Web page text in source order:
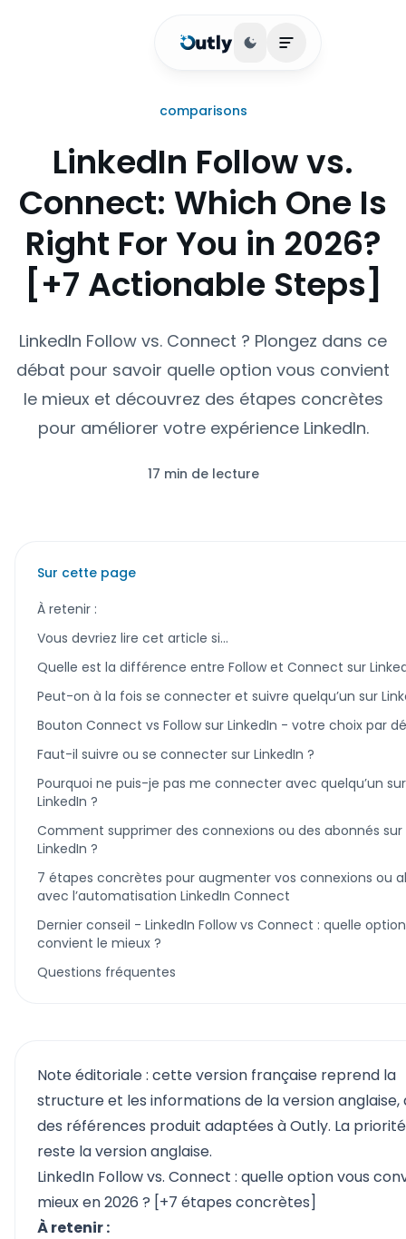
Basculer le thème
Ouvrir le menu
comparisons
LinkedIn Follow vs.
Connect: Which One Is
Right For You in 2026?
[+7 Actionable Steps]
LinkedIn Follow vs. Connect ? Plongez dans ce
débat pour savoir quelle option vous convient
le mieux et découvrez des étapes concrètes
pour améliorer votre expérience LinkedIn.
17 min de lecture
Sur cette page
À retenir :
Vous devriez lire cet article si…
Quelle est la différence entre Follow et Connect sur
Peut-on à la fois se connecter et suivre quelqu’un sur
Bouton Connect vs Follow sur LinkedIn - votre choix par
Faut-il suivre ou se connecter sur LinkedIn ?
Pourquoi ne puis-je pas me connecter avec quelqu’un sur
LinkedIn ?
Comment supprimer des connexions ou des abonnés sur
LinkedIn ?
7 étapes concrètes pour augmenter vos connexions ou
avec l’automatisation LinkedIn Connect
Dernier conseil - LinkedIn Follow vs Connect : quelle
convient le mieux ?
Questions fréquentes
Note éditoriale : cette version française reprend la
structure et les informations de la version anglaise,
des références produit adaptées à Outly. La priorité
reste la version anglaise.
LinkedIn Follow vs. Connect : quelle option vous
mieux en 2026 ? [+7 étapes concrètes]
À retenir :